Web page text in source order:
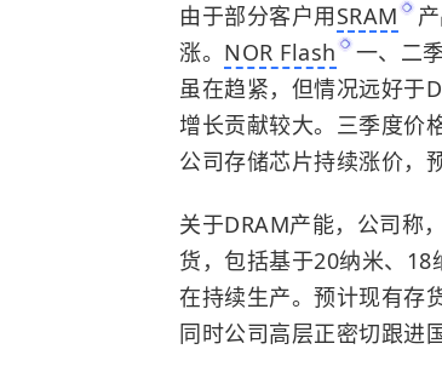
由于部分客户用SRAM
涨。 NOR Flash
一、二
虽在趋紧，但情况远好于
增长贡献较大。三季度价
公司存储芯片持续涨价，
关于DRAM产能，公司称
货，包括基于20纳米、18
在持续生产。预计现有存
同时公司高层正密切跟进